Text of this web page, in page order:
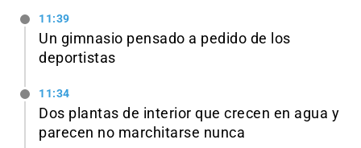
11:39
Un gimnasio pensado a pedido de los
deportistas
11:34
Dos plantas de interior que crecen en agua y
parecen no marchitarse nunca